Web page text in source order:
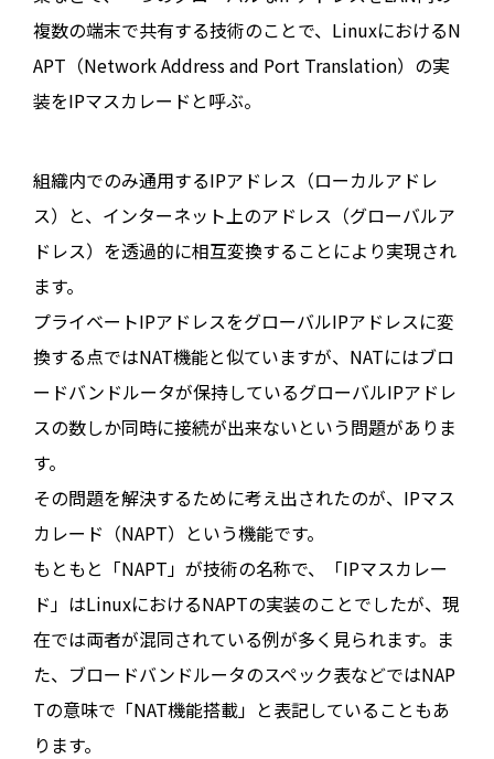
複数の端末で共有する技術のことで、LinuxにおけるN
APT（Network Address and Port Translation）の実
装をIPマスカレードと呼ぶ。
組織内でのみ通用するIPアドレス（ローカルアドレ
ス）と、インターネット上のアドレス（グローバルア
ドレス）を透過的に相互変換することにより実現され
ます。
プライベートIPアドレスをグローバルIPアドレスに変
換する点ではNAT機能と似ていますが、NATにはブロ
ードバンドルータが保持しているグローバルIPアドレ
スの数しか同時に接続が出来ないという問題がありま
す。
その問題を解決するために考え出されたのが、IPマス
カレード（NAPT）という機能です。
もともと「NAPT」が技術の名称で、「IPマスカレー
ド」はLinuxにおけるNAPTの実装のことでしたが、現
在では両者が混同されている例が多く見られます。ま
た、ブロードバンドルータのスペック表などではNAP
Tの意味で「NAT機能搭載」と表記していることもあ
ります。